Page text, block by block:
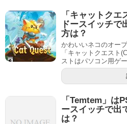
「キャットク
ドースイッチで
方は？
かわいいネコのオー
「キャットクエスト
ストはパソコン用ゲ
「Temtem」は
ースイッチで出
は？